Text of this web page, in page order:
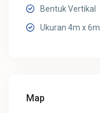
Bentuk Vertikal
Ukuran 4m x 6m
Map